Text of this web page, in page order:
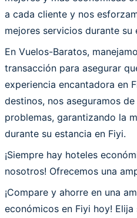
a cada cliente y nos
mejores servicios durante su
En Vuelos-Baratos,
transacción para asegurar
experiencia encantadora en
destinos, nos aseguramos
problemas, garantizando la
durante su estancia en Fiyi.
¡Siempre hay hoteles
nosotros! Ofrecemos una
¡Compare y ahorre en una
económicos en Fiyi hoy!